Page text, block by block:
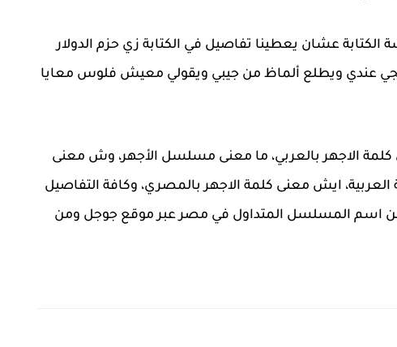
عشان يعطينا تفاصيل في الكتابة زي حزم الدولار
عندي ويطلع ألماظ من جيبي ويقولي معيش فلوس معايا
الاجهر بالعربي، ما معنى مسلسل الأجهر، وش معنى
ايش معنى كلمة الاجهر بالمصري، وكافة التفاصيل
عن اسم المسلسل المتداول في مصر عبر موقع جوجل ومن